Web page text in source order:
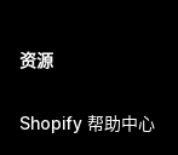
资源
Shopify 帮助中心